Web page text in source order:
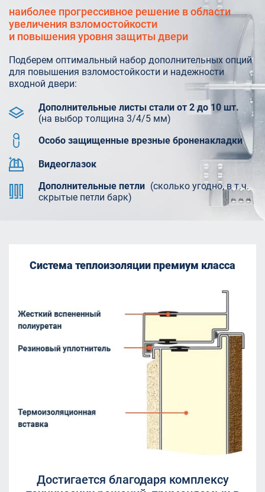
наиболее прогрессивное решение в области
увеличения взломостойкости
и повышения уровня защиты двери
Подберем оптимальный набор дополнительных опций
для повышения взломостойкости и надежности
входной двери:
Дополнительные листы стали от 2 до 10 шт.
(на выбор толщина 3/4/5 мм)
Особо защищенные врезные броненакладки
Видеоглазок
Дополнительные петли (сколько угодно, в т.ч.
скрытые петли барк)
Система теплоизоляции премиум класса
Достигается благодаря комплексу